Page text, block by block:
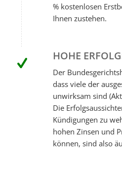
% kostenlosen
Ihnen zustehen.
HOHE
Der
dass viele der
unwirksam sind
Die
Kündigungen zu
hohen Zinsen und
können, sind also